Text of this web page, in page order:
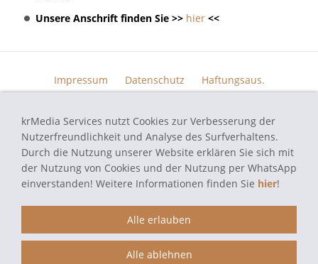
Unsere Anschrift finden Sie >> hier <<
Impressum Datenschutz
Haftungsaus.
Funktionsgarantie
autoradio-navi-doktor.de - Navi Reparatur Service - Alle verwendeten
Marken der jeweiligen Eigentümer und dienen hier nur der
Beschreibung.
krMedia Services nutzt Cookies zur Verbesserung der
Nutzerfreundlichkeit und Analyse des Surfverhaltens.
Durch die Nutzung unserer Website erklären Sie sich mit
der Nutzung von Cookies und der Nutzung per WhatsApp
einverstanden! Weitere Informationen finden Sie hier!
Alle erlauben
Alle ablehnen